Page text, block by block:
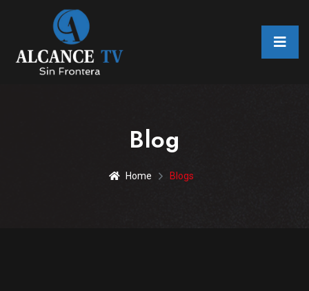
Blog
Home Blogs